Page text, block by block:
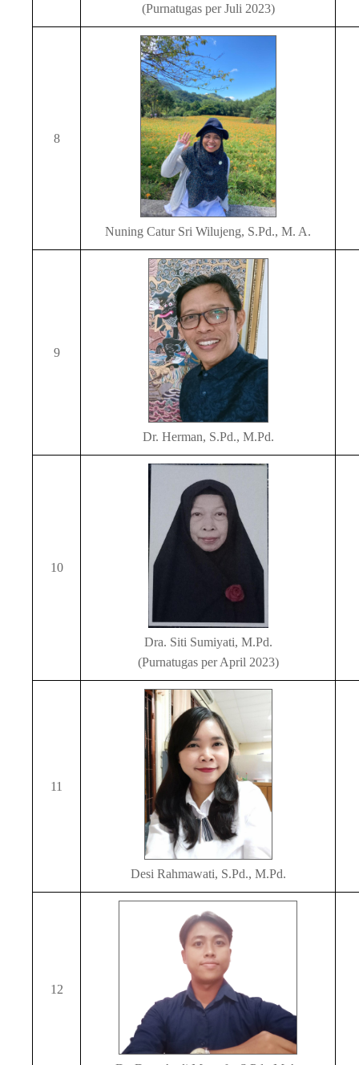
(Purnatugas per Juli 2023)
8
Nuning Catur Sri Wilujeng, S.Pd., M. A.
9
Dr. Herman, S.Pd., M.Pd.
10
Dra. Siti Sumiyati, M.Pd.
(Purnatugas per April 2023)
11
Desi Rahmawati, S.Pd., M.Pd.
12